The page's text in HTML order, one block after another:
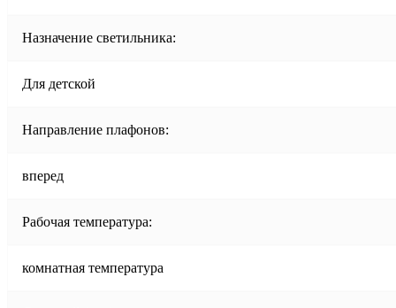
Назначение светильника:
Для детской
Направление плафонов:
вперед
Рабочая температура:
комнатная температура